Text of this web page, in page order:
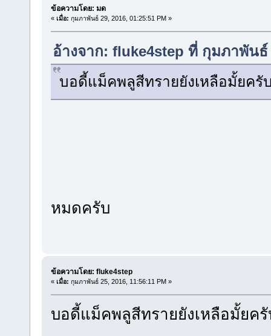
ข้อความโดย: มด
« เมื่อ: กุมภาพันธ์ 29, 2016, 01:25:51 PM »
อ้างจาก: fluke4step ที่ กุมภาพันธ์
บอดี้แม็คพลูสีทรายยังเหลือมั้ยครั
หมดครับ
ข้อความโดย: fluke4step
« เมื่อ: กุมภาพันธ์ 25, 2016, 11:56:11 PM »
บอดี้แม็คพลูสีทรายยังเหลือมั้ยค